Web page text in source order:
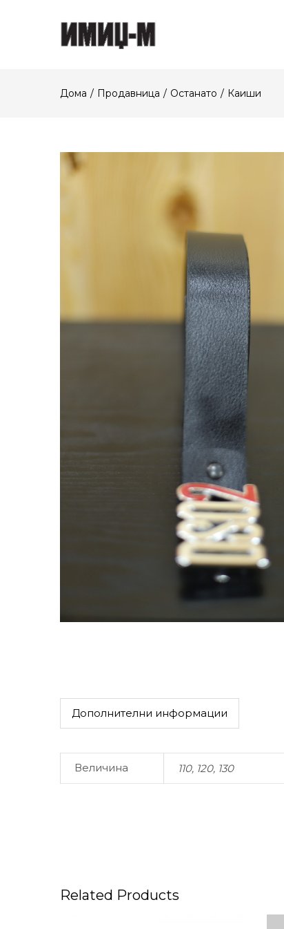
Дома Продавница Останато Каиши
Дополнителни информации
Величина 110, 120, 130
Related Products